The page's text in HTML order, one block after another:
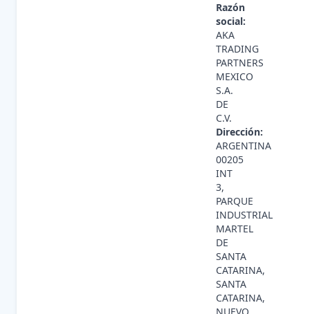
Razón
social:
AKA
TRADING
PARTNERS
MEXICO
S.A.
DE
C.V.
Dirección:
ARGENTINA
00205
INT
3,
PARQUE
INDUSTRIAL
MARTEL
DE
SANTA
CATARINA,
SANTA
CATARINA,